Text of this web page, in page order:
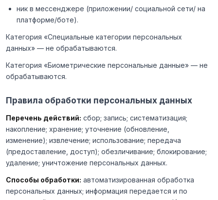
ник в мессенджере (приложении/ социальной сети/ на
платформе/боте).
Категория «Специальные категории персональных
данных» — не обрабатываются.
Категория «Биометрические персональные данные» — не
обрабатываются.
Правила обработки персональных данных
Перечень действий: сбор; запись; систематизация;
накопление; хранение; уточнение (обновление,
изменение); извлечение; использование; передача
(предоставление, доступ); обезличивание; блокирование;
удаление; уничтожение персональных данных.
Способы обработки: автоматизированная обработка
персональных данных; информация передается и по